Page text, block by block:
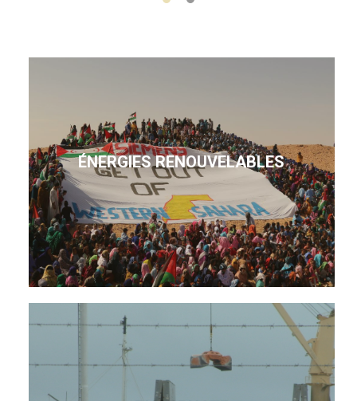
ÉNERGIES RENOUVELABLES